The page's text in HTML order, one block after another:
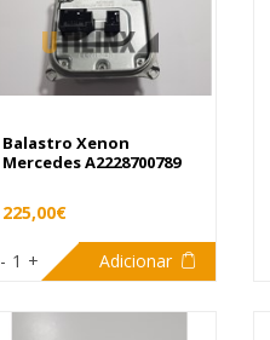
Balastro Xenon
Mercedes A2228700789
225,00€
- 1 + Adicionar